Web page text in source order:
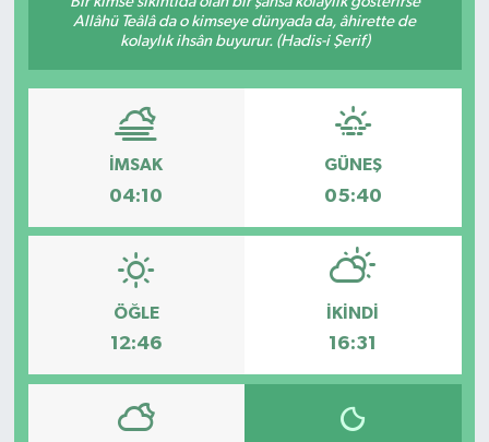
Allâhü Teâlâ da o kimseye dünyada da, âhirette de
kolaylık ihsân buyurur. (Hadis-i Şerif)
İMSAK
04:10
GÜNEŞ
05:40
ÖĞLE
12:46
İKINDI
16:31
DÜNYA
Dursunbey
EĞİTİM
EKONOMİ
Gömeç
Gönen